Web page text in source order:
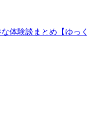
体験談まとめ【ゆっ